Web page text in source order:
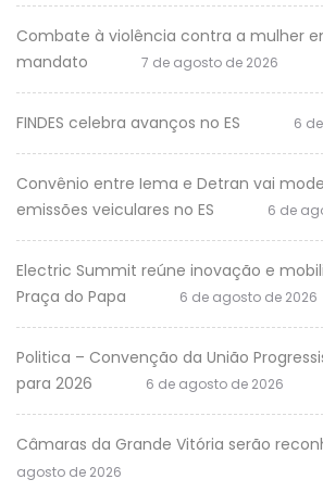
Combate à violência contra a mulher
mandato
7 de agosto de 2026
FINDES celebra avanços no ES 6
Convênio entre Iema e Detran vai
emissões veiculares no ES
6 de
Electric Summit reúne inovação e
Praça do Papa
6 de agosto de 2026
Politica – Convenção da União
para 2026
6 de agosto de 2026
Câmaras da Grande Vitória serão
agosto de 2026